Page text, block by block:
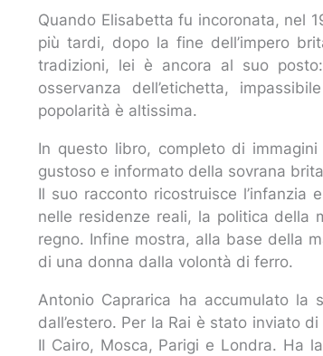
Quando Elisabetta fu incoronata, nel
più tardi, dopo la fine dell’impero
tradizioni, lei è ancora al suo
osservanza dell’etichetta,
popolarità è altissima.
In questo libro, completo di
gustoso e informato della sovrana
Il suo racconto ricostruisce
nelle residenze reali, la politica
regno. Infine mostra, alla base della
di una donna dalla volontà di ferro.
Antonio Caprarica ha accumulato la
dall’estero. Per la Rai è stato inviato
Il Cairo, Mosca, Parigi e Londra. Ha